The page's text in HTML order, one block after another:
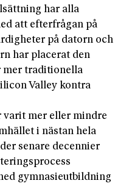
har alla
att efterfrågan på
på datorn och
har placerat den
mer traditionella
Valley kontra
varit mer eller mindre
i nästan hela
senare decennier
gymnasieutbildning